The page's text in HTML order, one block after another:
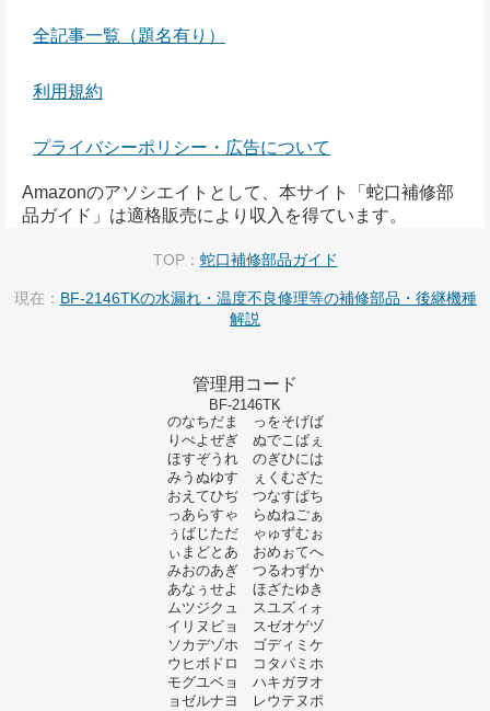
全記事一覧（題名有り）
利用規約
プライバシーポリシー・広告について
Amazonのアソシエイトとして、本サイト「蛇口補修部
品ガイド」は適格販売により収入を得ています。
TOP： 蛇口補修部品ガイド
現在： BF-2146TKの水漏れ・温度不良修理等の補修部品・後継機種
解説
管理用コード
BF-2146TK
のなちだま っをそげば
りぺよぜぎ ぬでこばぇ
ほすぞうれ のぎひには
みうぬゆす ぇくむざた
おえてひぢ つなすぱち
っあらすゃ らぬねごぁ
ぅばじただ ゃゅずむぉ
ぃまどとあ おめぉてへ
みおのあぎ つるわずか
あなぅせよ ほざたゆき
ムツジクュ スユズィォ
イリヌビョ スゼオゲヅ
ソカデゾホ ゴディミケ
ウヒボドロ コタパミホ
モグユベョ ハキガヲオ
ョゼルナヨ レウテヌポ